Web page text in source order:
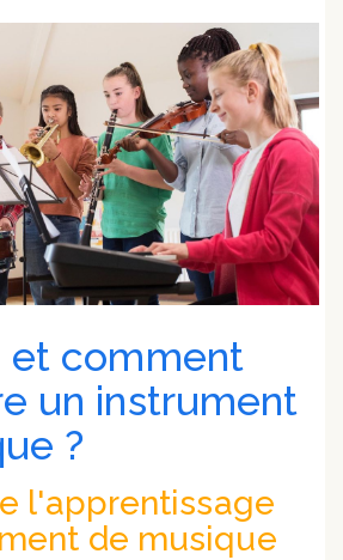
et comment
un instrument
?
l'apprentissage
de musique